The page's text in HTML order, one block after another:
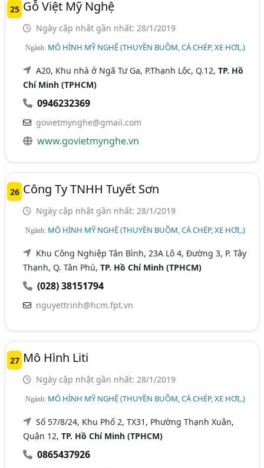
25 Gỗ Việt Mỹ Nghệ
Ngày cập nhật gần nhất: 28/1/2019
Ngành: MÔ HÌNH MỸ NGHỆ (THUYỀN BUỒM, CÁ CHÉP, XE HƠI,.)
A20, Khu nhà ở Ngã Tư Ga, P.Thạnh Lộc, Q.12,TP. Hồ
Chí Minh (TPHCM)
0946232369
govietmynghe@gmail.com
www.govietmynghe.vn
26 Công Ty TNHH Tuyết Sơn
Ngày cập nhật gần nhất: 28/1/2019
Ngành: MÔ HÌNH MỸ NGHỆ (THUYỀN BUỒM, CÁ CHÉP, XE HƠI,.)
Khu Công Nghiệp Tân Bình, 23A Lô 4, Đường 3, P. Tây
Thạnh, Q. Tân Phú,TP. Hồ Chí Minh (TPHCM)
(028) 38151794
nguyettrinh@hcm.fpt.vn
27 Mô Hình Liti
Ngày cập nhật gần nhất: 28/1/2019
Ngành: MÔ HÌNH MỸ NGHỆ (THUYỀN BUỒM, CÁ CHÉP, XE HƠI,.)
Số 57/8/24, Khu Phố 2, TX31, Phường Thạnh Xuân,
Quận 12,TP. Hồ Chí Minh (TPHCM)
0865437926